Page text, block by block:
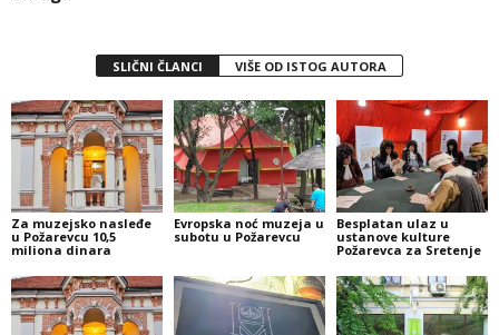
SLIČNI ČLANCI VIŠE OD ISTOG AUTORA
Za muzejsko nasleđe
u Požarevcu 10,5
miliona dinara
Evropska noć muzeja u
subotu u Požarevcu
Besplatan ulaz u
ustanove kulture
Požarevca za Sretenje